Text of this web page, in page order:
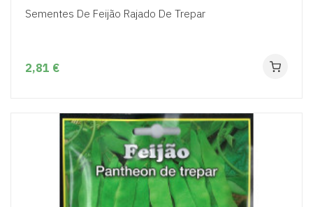
Sementes De Feijão Rajado De Trepar
2,81 €